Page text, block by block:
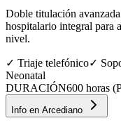
Doble titulación
hospitalario integral para
nivel.
✓ Triaje telefónico✓
Neonatal
DURACIÓN600 horas
Info en Arcediano